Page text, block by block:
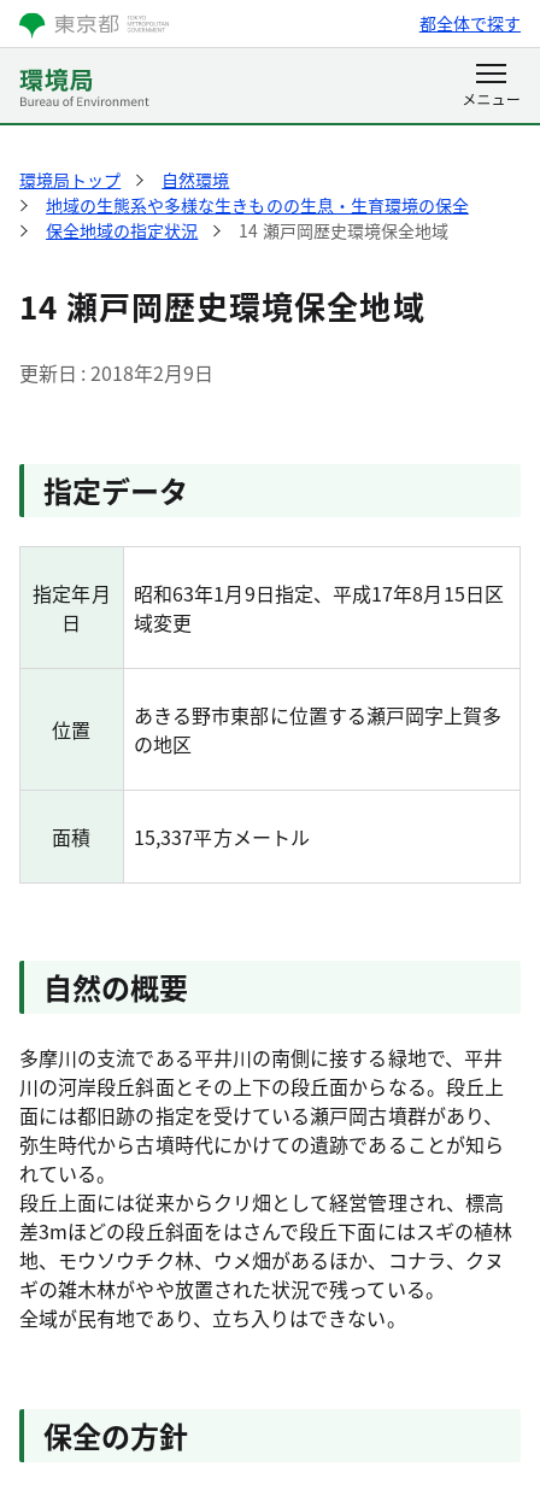
都全体で探す
環境局トップ
自然環境
地域の生態系や多様な生きものの生息・生育環境の保全
保全地域の指定状況
14 瀬戸岡歴史環境保全地域
14 瀬戸岡歴史環境保全地域
更新日 2018年2月9日
指定データ
指定年月
日
昭和63年1月9日指定、平成17年8月15日区
域変更
位置
あきる野市東部に位置する瀬戸岡字上賀多
の地区
面積 15,337平方メートル
自然の概要
多摩川の支流である平井川の南側に接する緑地で、平井
川の河岸段丘斜面とその上下の段丘面からなる。段丘上
面には都旧跡の指定を受けている瀬戸岡古墳群があり、
弥生時代から古墳時代にかけての遺跡であることが知ら
れている。
段丘上面には従来からクリ畑として経営管理され、標高
差3mほどの段丘斜面をはさんで段丘下面にはスギの植林
地、モウソウチク林、ウメ畑があるほか、コナラ、クヌ
ギの雑木林がやや放置された状況で残っている。
全域が民有地であり、立ち入りはできない。
保全の方針